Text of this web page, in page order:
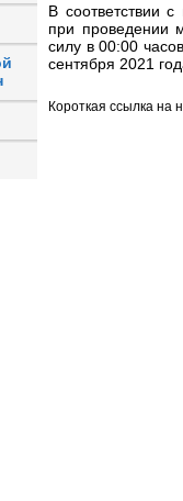
В соответствии
при проведении
силу в 00:00
сентября 2021
Короткая ссылка на